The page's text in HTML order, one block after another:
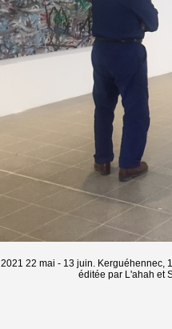
2021 22 mai - 13 juin. Kerguéhennec,
éditée par L'ahah et